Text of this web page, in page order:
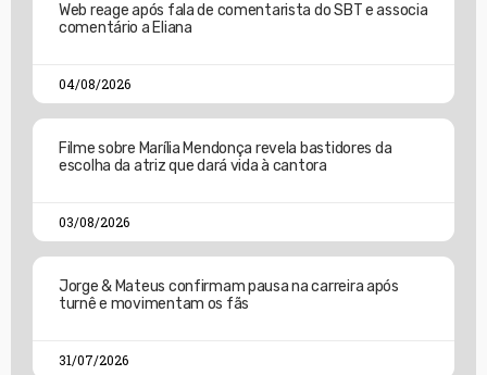
Web reage após fala de comentarista do SBT e associa
comentário a Eliana
04/08/2026
Filme sobre Marília Mendonça revela bastidores da
escolha da atriz que dará vida à cantora
03/08/2026
Jorge & Mateus confirmam pausa na carreira após
turnê e movimentam os fãs
31/07/2026